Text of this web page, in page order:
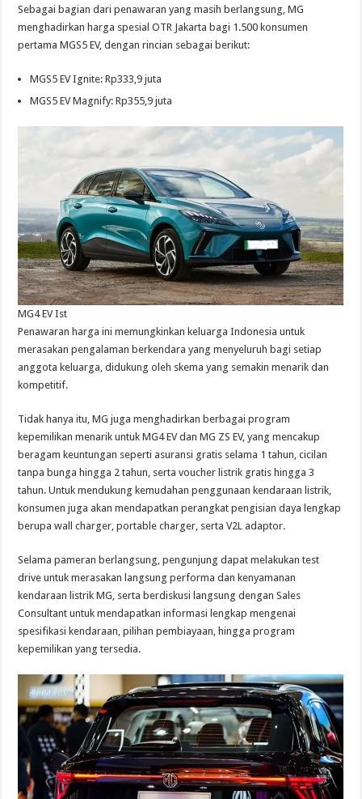
Sebagai bagian dari penawaran yang masih berlangsung, MG
menghadirkan harga spesial OTR Jakarta bagi 1.500 konsumen
pertama MGS5 EV, dengan rincian sebagai berikut:
MGS5 EV Ignite: Rp333,9 juta
MGS5 EV Magnify: Rp355,9 juta
MG4 EV Ist
Penawaran harga ini memungkinkan keluarga Indonesia untuk
merasakan pengalaman berkendara yang menyeluruh bagi setiap
anggota keluarga, didukung oleh skema yang semakin menarik dan
kompetitif.
Tidak hanya itu, MG juga menghadirkan berbagai program
kepemilikan menarik untuk MG4 EV dan MG ZS EV, yang mencakup
beragam keuntungan seperti asuransi gratis selama 1 tahun, cicilan
tanpa bunga hingga 2 tahun, serta voucher listrik gratis hingga 3
tahun. Untuk mendukung kemudahan penggunaan kendaraan listrik,
konsumen juga akan mendapatkan perangkat pengisian daya lengkap
berupa wall charger, portable charger, serta V2L adaptor.
Selama pameran berlangsung, pengunjung dapat melakukan test
drive untuk merasakan langsung performa dan kenyamanan
kendaraan listrik MG, serta berdiskusi langsung dengan Sales
Consultant untuk mendapatkan informasi lengkap mengenai
spesifikasi kendaraan, pilihan pembiayaan, hingga program
kepemilikan yang tersedia.